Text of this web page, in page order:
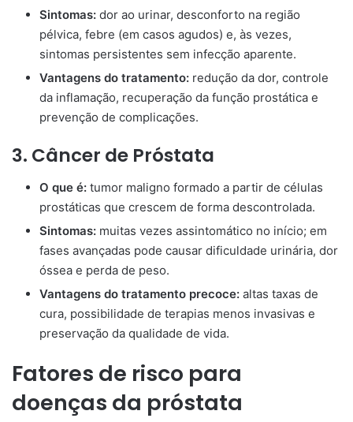
Sintomas: dor ao urinar, desconforto na região
pélvica, febre (em casos agudos) e, às vezes,
sintomas persistentes sem infecção aparente.
Vantagens do tratamento: redução da dor, controle
da inflamação, recuperação da função prostática e
prevenção de complicações.
3. Câncer de Próstata
O que é: tumor maligno formado a partir de células
prostáticas que crescem de forma descontrolada.
Sintomas: muitas vezes assintomático no início; em
fases avançadas pode causar dificuldade urinária, dor
óssea e perda de peso.
Vantagens do tratamento precoce: altas taxas de
cura, possibilidade de terapias menos invasivas e
preservação da qualidade de vida.
Fatores de risco para
doenças da próstata